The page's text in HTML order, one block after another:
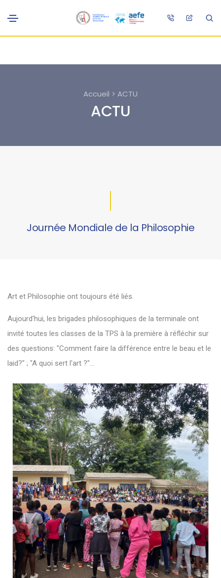
Accueil > ACTU
ACTU
Journée Mondiale de la Philosophie
Art et Philosophie ont toujours été liés.
Aujourd'hui, les brigades philosophiques de la terminale ont
invité toutes les classes de la TPS à la première à réfléchir sur
des questions: "Comment faire la différence entre le beau et le
laid?" ; "A quoi sert l'art ?"...